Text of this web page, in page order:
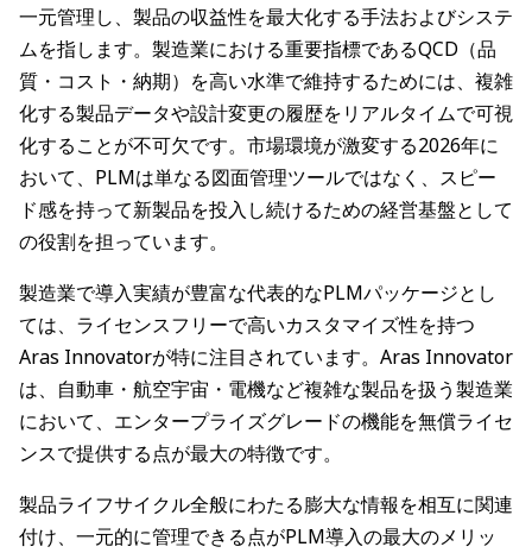
一元管理し、製品の収益性を最大化する手法およびシステ
ムを指します。製造業における重要指標であるQCD（品
質・コスト・納期）を高い水準で維持するためには、複雑
化する製品データや設計変更の履歴をリアルタイムで可視
化することが不可欠です。市場環境が激変する2026年に
おいて、PLMは単なる図面管理ツールではなく、スピー
ド感を持って新製品を投入し続けるための経営基盤として
の役割を担っています。
製造業で導入実績が豊富な代表的なPLMパッケージとし
ては、ライセンスフリーで高いカスタマイズ性を持つ
Aras Innovatorが特に注目されています。Aras Innovator
は、自動車・航空宇宙・電機など複雑な製品を扱う製造業
において、エンタープライズグレードの機能を無償ライセ
ンスで提供する点が最大の特徴です。
製品ライフサイクル全般にわたる膨大な情報を相互に関連
付け、一元的に管理できる点がPLM導入の最大のメリッ